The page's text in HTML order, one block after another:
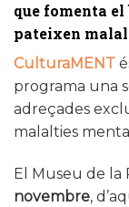
que fomenta el
pateixen
CulturaMENT
programa una
adreçades
malalties
El Museu de la
novembre,